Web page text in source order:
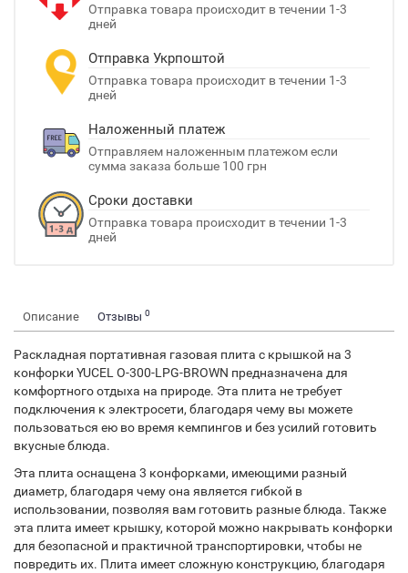
Отправка товара происходит в течении 1-3
дней
Отправка Укрпоштой
Отправка товара происходит в течении 1-3
дней
Наложенный платеж
Отправляем наложенным платежом если
сумма заказа больше 100 грн
Сроки доставки
Отправка товара происходит в течении 1-3
дней
Описание Отзывы 0
Раскладная портативная газовая плита с крышкой на 3
конфорки YUCEL O-300-LPG-BROWN предназначена для
комфортного отдыха на природе. Эта плита не требует
подключения к электросети, благодаря чему вы можете
пользоваться ею во время кемпингов и без усилий готовить
вкусные блюда.
Эта плита оснащена 3 конфорками, имеющими разный
диаметр, благодаря чему она является гибкой в ​​
использовании, позволяя вам готовить разные блюда. Также
эта плита имеет крышку, которой можно накрывать конфорки
для безопасной и практичной транспортировки, чтобы не
повредить их. Плита имеет сложную конструкцию, благодаря